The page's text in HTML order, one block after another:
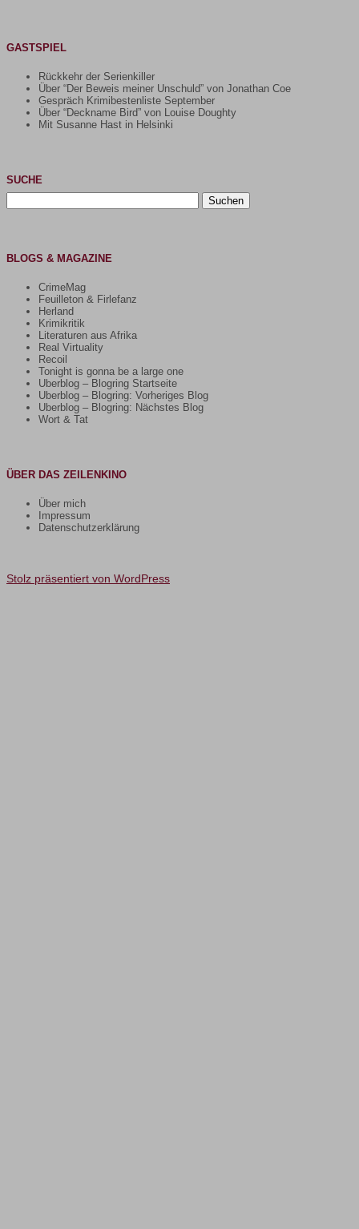
GASTSPIEL
Rückkehr der Serienkiller
Über “Der Beweis meiner Unschuld” von Jonathan Coe
Gespräch Krimibestenliste September
Über “Deckname Bird” von Louise Doughty
Mit Susanne Hast in Helsinki
SUCHE
nach:
BLOGS & MAGAZINE
CrimeMag
Feuilleton & Firlefanz
Herland
Krimikritik
Literaturen aus Afrika
Real Virtuality
Recoil
Tonight is gonna be a large one
Uberblog – Blogring Startseite
Uberblog – Blogring: Vorheriges Blog
Uberblog – Blogring: Nächstes Blog
Wort & Tat
ÜBER DAS ZEILENKINO
Über mich
Impressum
Datenschutzerklärung
Stolz präsentiert von WordPress